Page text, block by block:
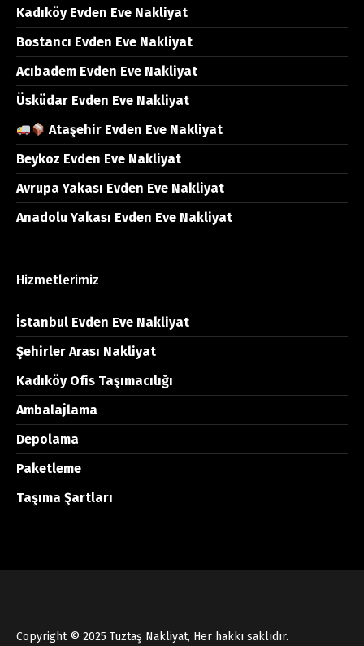
Kadıköy Evden Eve Nakliyat
Bostancı Evden Eve Nakliyat
Acıbadem Evden Eve Nakliyat
Üsküdar Evden Eve Nakliyat
Ataşehir Evden Eve Nakliyat
Beykoz Evden Eve Nakliyat
Avrupa Yakası Evden Eve Nakliyat
Anadolu Yakası Evden Eve Nakliyat
Hizmetlerimiz
İstanbul Evden Eve Nakliyat
Şehirler Arası Nakliyat
Kadıköy Ofis Taşımacılığı
Ambalajlama
Depolama
Paketleme
Taşıma Şartları
Copyright © 2025 Tuztaş Nakliyat, Her hakkı saklıdır.